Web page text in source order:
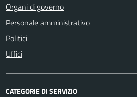
Organi di governo
Personale amministrativo
Politici
Uffici
CATEGORIE DI SERVIZIO